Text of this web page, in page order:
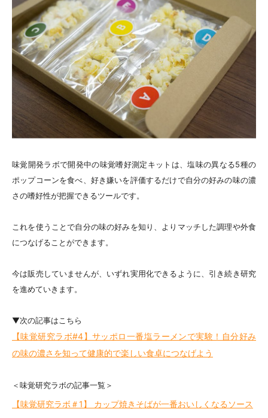
味覚開発ラボで開発中の味覚嗜好測定キットは、塩味の異なる5種の
ポップコーンを食べ、好き嫌いを評価するだけで自分の好みの味の濃
さの嗜好性が把握できるツールです。
これを使うことで自分の味の好みを知り、よりマッチした調理や外食
につなげることができます。
今は販売していませんが、いずれ実用化できるように、引き続き研究
を進めていきます。
▼次の記事はこちら
【味覚研究ラボ#4】サッポロ一番塩ラーメンで実験！自分好み
の味の濃さを知って健康的で楽しい食卓につなげよう
＜味覚研究ラボの記事一覧＞
【味覚研究ラボ＃1】 カップ焼きそばが一番おいしくなるソース